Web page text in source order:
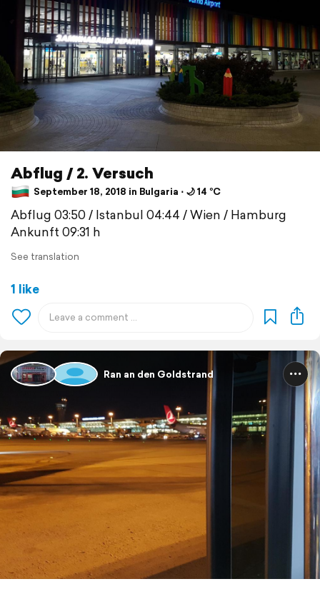
Abflug / 2. Versuch
September 18, 2018 in Bulgaria ⋅ 🌙 14 °C
Abflug 03:50 / Istanbul 04:44 / Wien / Hamburg
Ankunft 09:31 h
See translation
1 like
Ran an den Goldstrand